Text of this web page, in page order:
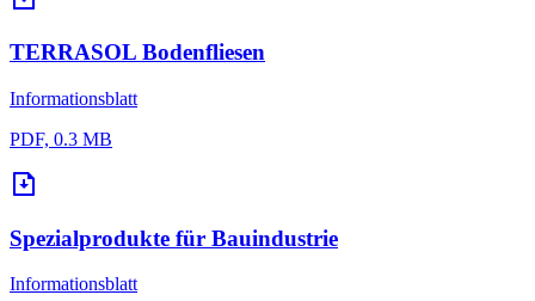
TERRASOL Bodenfliesen
Informationsblatt
PDF, 0.3 MB
Spezialprodukte für Bauindustrie
Informationsblatt